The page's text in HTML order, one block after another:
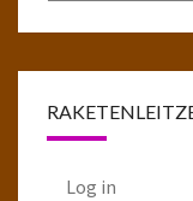
Log in